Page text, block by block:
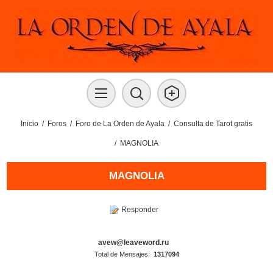
Inicio / Foros / Foro de La Orden de Ayala / Consulta de Tarot gratis
/ MAGNOLIA
MAGNOLIA
Responder
avew@leaveword.ru
Total de Mensajes: 1317094